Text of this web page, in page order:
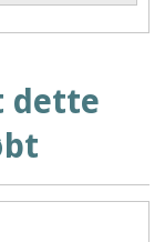
dette